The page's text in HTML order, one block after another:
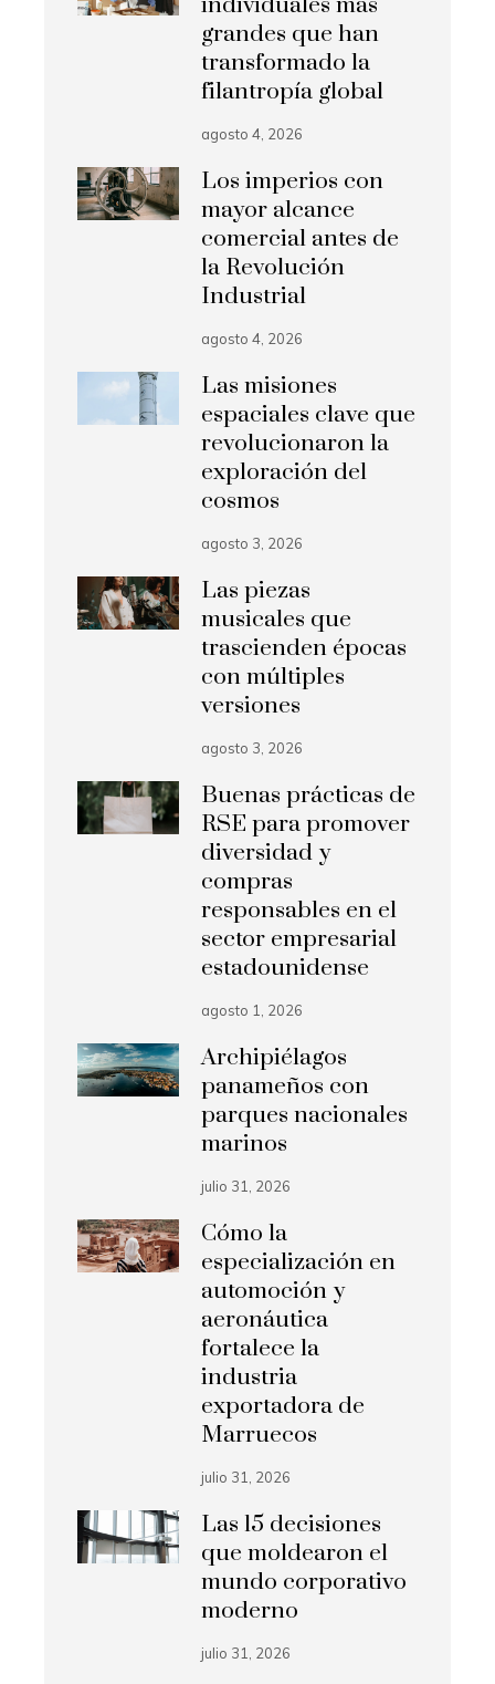
grandes que han
transformado la
filantropía global
agosto 4, 2026
Los imperios con
mayor alcance
comercial antes de
la Revolución
Industrial
agosto 4, 2026
Las misiones
espaciales clave que
revolucionaron la
exploración del
cosmos
agosto 3, 2026
Las piezas
musicales que
trascienden épocas
con múltiples
versiones
agosto 3, 2026
Buenas prácticas de
RSE para promover
diversidad y
compras
responsables en el
sector empresarial
estadounidense
agosto 1, 2026
Archipiélagos
panameños con
parques nacionales
marinos
julio 31, 2026
Cómo la
especialización en
automoción y
aeronáutica
fortalece la
industria
exportadora de
Marruecos
julio 31, 2026
Las 15 decisiones
que moldearon el
mundo corporativo
moderno
julio 31, 2026